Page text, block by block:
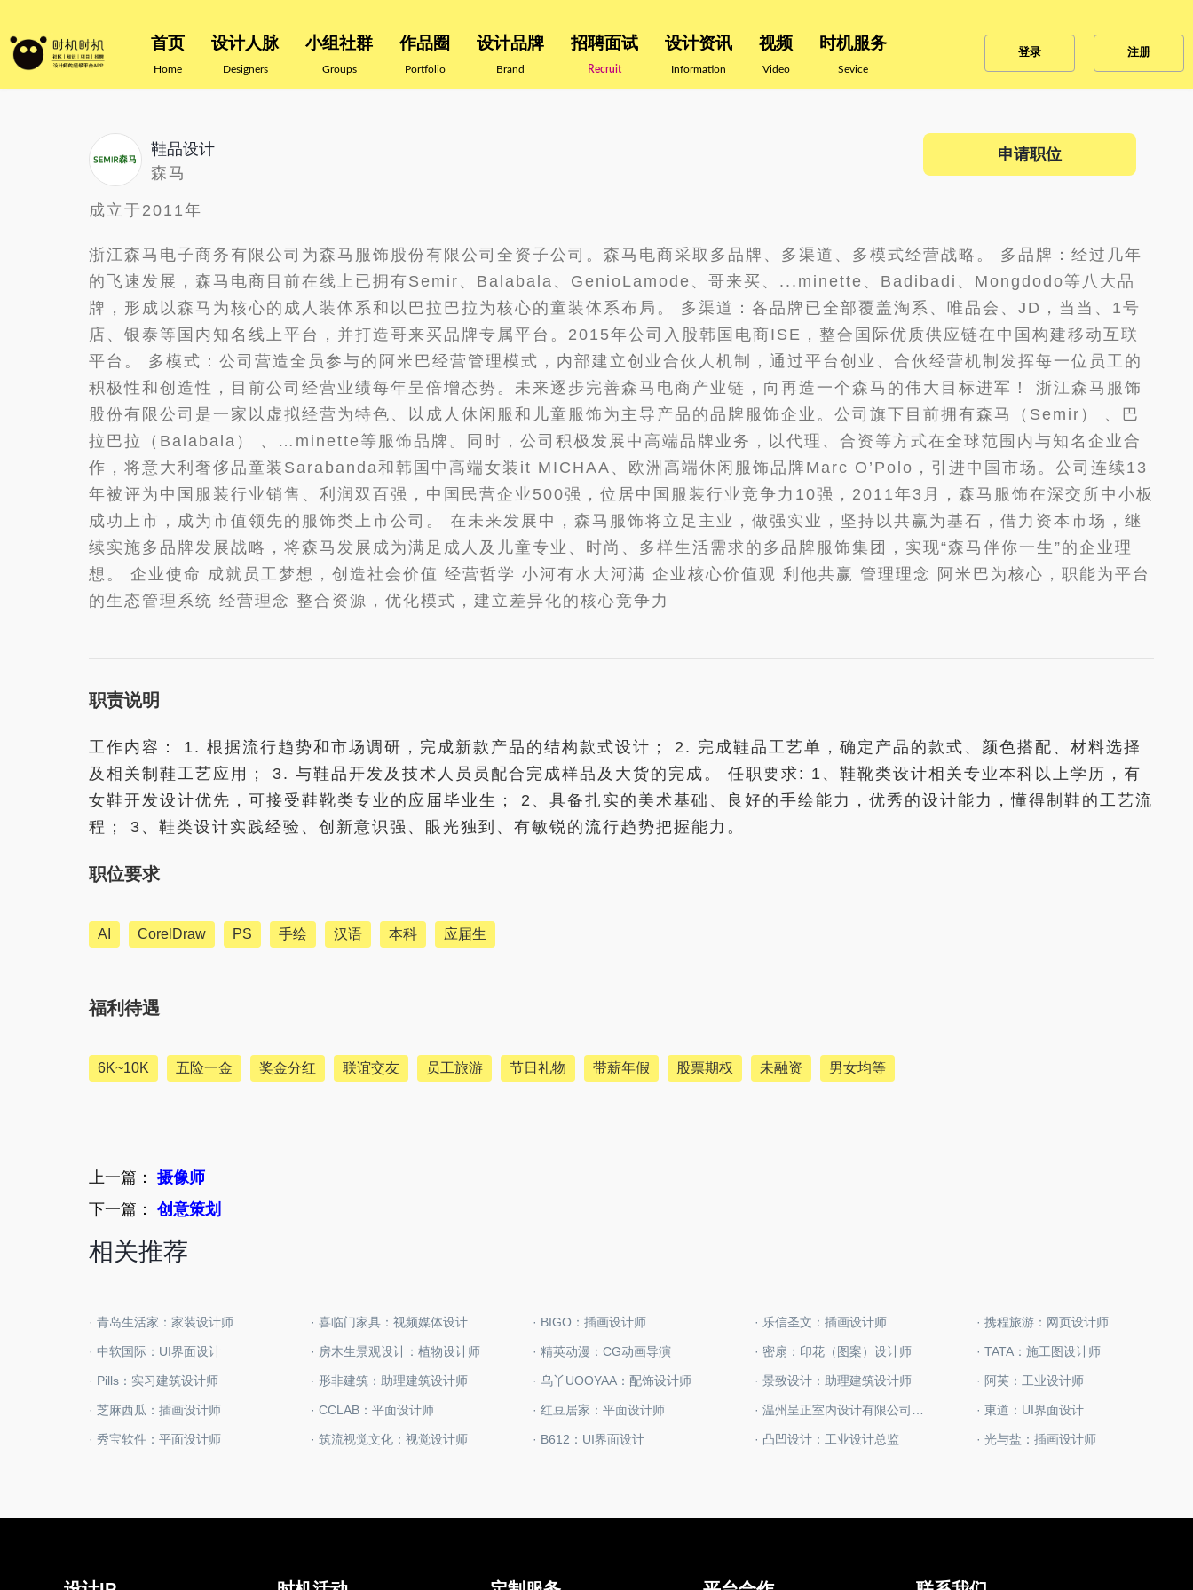
首页
Home
设计人脉
Designers
小组社群
Groups
作品圈
Portfolio
设计品牌
Brand
招聘面试
Recruit
设计资讯
Information
视频
Video
时机服务
Sevice
登录 注册
鞋品设计
森马
申请职位
成立于2011年
浙江森马电子商务有限公司为森马服饰股份有限公司全资子公司。森马电商采取多品牌、多渠道、多模式经营战略。 多品牌：经过几年
的飞速发展，森马电商目前在线上已拥有Semir、Balabala、GenioLamode、哥来买、...minette、Badibadi、Mongdodo等八大品
牌，形成以森马为核心的成人装体系和以巴拉巴拉为核心的童装体系布局。 多渠道：各品牌已全部覆盖淘系、唯品会、JD，当当、1号
店、银泰等国内知名线上平台，并打造哥来买品牌专属平台。2015年公司入股韩国电商ISE，整合国际优质供应链在中国构建移动互联
平台。 多模式：公司营造全员参与的阿米巴经营管理模式，内部建立创业合伙人机制，通过平台创业、合伙经营机制发挥每一位员工的
积极性和创造性，目前公司经营业绩每年呈倍增态势。未来逐步完善森马电商产业链，向再造一个森马的伟大目标进军！ 浙江森马服饰
股份有限公司是一家以虚拟经营为特色、以成人休闲服和儿童服饰为主导产品的品牌服饰企业。公司旗下目前拥有森马（Semir） 、巴
拉巴拉（Balabala） 、…minette等服饰品牌。同时，公司积极发展中高端品牌业务，以代理、合资等方式在全球范围内与知名企业合
作，将意大利奢侈品童装Sarabanda和韩国中高端女装it MICHAA、欧洲高端休闲服饰品牌Marc O’Polo，引进中国市场。公司连续13
年被评为中国服装行业销售、利润双百强，中国民营企业500强，位居中国服装行业竞争力10强，2011年3月，森马服饰在深交所中小板
成功上市，成为市值领先的服饰类上市公司。 在未来发展中，森马服饰将立足主业，做强实业，坚持以共赢为基石，借力资本市场，继
续实施多品牌发展战略，将森马发展成为满足成人及儿童专业、时尚、多样生活需求的多品牌服饰集团，实现“森马伴你一生”的企业理
想。 企业使命 成就员工梦想，创造社会价值 经营哲学 小河有水大河满 企业核心价值观 利他共赢 管理理念 阿米巴为核心，职能为平台
的生态管理系统 经营理念 整合资源，优化模式，建立差异化的核心竞争力
职责说明
工作内容： 1. 根据流行趋势和市场调研，完成新款产品的结构款式设计； 2. 完成鞋品工艺单，确定产品的款式、颜色搭配、材料选择
及相关制鞋工艺应用； 3. 与鞋品开发及技术人员员配合完成样品及大货的完成。 任职要求: 1、鞋靴类设计相关专业本科以上学历，有
女鞋开发设计优先，可接受鞋靴类专业的应届毕业生； 2、具备扎实的美术基础、良好的手绘能力，优秀的设计能力，懂得制鞋的工艺流
程； 3、鞋类设计实践经验、创新意识强、眼光独到、有敏锐的流行趋势把握能力。
职位要求
AI CorelDraw PS 手绘 汉语 本科 应届生
福利待遇
6K~10K 五险一金 奖金分红 联谊交友 员工旅游 节日礼物 带薪年假 股票期权 未融资 男女均等
上一篇： 摄像师
下一篇： 创意策划
相关推荐
· 青岛生活家：家装设计师 · 喜临门家具：视频媒体设计 · BIGO：插画设计师 · 乐信圣文：插画设计师 · 携程旅游：网页设计师
· 中软国际：UI界面设计 · 房木生景观设计：植物设计师 · 精英动漫：CG动画导演 · 密扇：印花（图案）设计师 · TATA：施工图设计师
· Pills：实习建筑设计师 · 形非建筑：助理建筑设计师 · 乌丫UOOYAA：配饰设计师 · 景致设计：助理建筑设计师 · 阿芙：工业设计师
· 芝麻西瓜：插画设计师 · CCLAB：平面设计师 · 红豆居家：平面设计师 · 東道：UI界面设计
· 秀宝软件：平面设计师 · 筑流视觉文化：视觉设计师 · B612：UI界面设计 · 凸凹设计：工业设计总监 · 光与盐：插画设计师